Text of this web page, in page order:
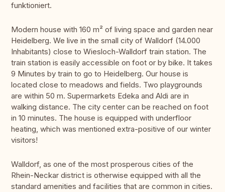
funktioniert.
Modern house with 160 m² of living space and garden near
Heidelberg. We live in the small city of Walldorf (14.000
Inhabitants) close to Wiesloch-Walldorf train station. The
train station is easily accessible on foot or by bike. It takes
9 Minutes by train to go to Heidelberg. Our house is
located close to meadows and fields. Two playgrounds
are within 50 m. Supermarkets Edeka and Aldi are in
walking distance. The city center can be reached on foot
in 10 minutes. The house is equipped with underfloor
heating, which was mentioned extra-positive of our winter
visitors!
Walldorf, as one of the most prosperous cities of the
Rhein-Neckar district is otherwise equipped with all the
standard amenities and facilities that are common in cities.